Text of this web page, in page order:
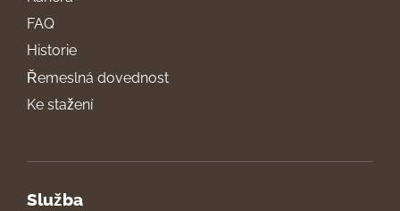
FAQ
Historie
Řemeslná dovednost
Ke stažení
Služba